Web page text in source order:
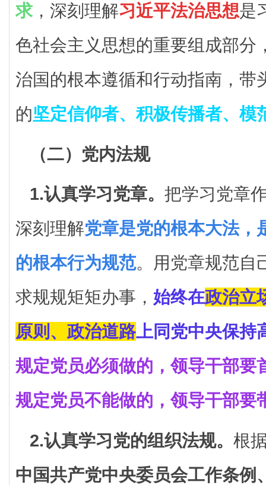
求，深刻理解习近平法治思想是
色社会主义思想的重要组成部分
治国的根本遵循和行动指南，带
的坚定信仰者、积极传播者、模
（二）党内法规
1.认真学习党章。 把学习党章
深刻理解党章是党的根本大法，
的根本行为规范。用党章规范自
求规规矩矩办事， 始终在政治立
原则、政治道路上同党中央保持
规定党员必须做的，领导干部要
规定党员不能做的，领导干部要
2.认真学习党的组织法规。 根
中国共产党中央委员会工作条例